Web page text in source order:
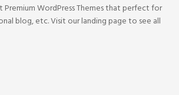
WordPress Themes that perfect for
blog, etc. Visit our landing page to see all